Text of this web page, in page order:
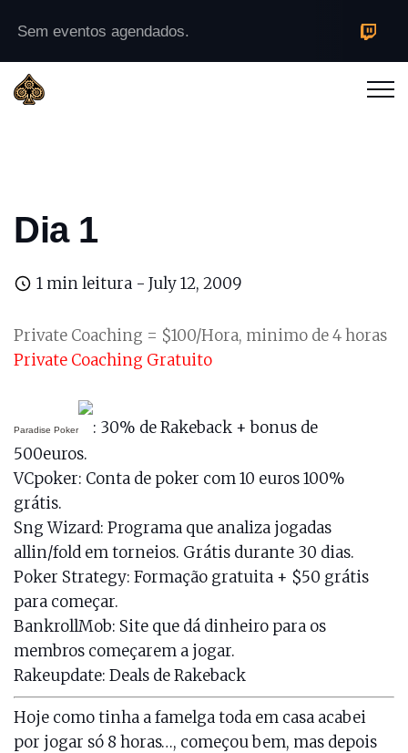
Sem eventos agendados.
Dia 1
1 min leitura - July 12, 2009
Private Coaching = $100/Hora, minimo de 4 horas
Private Coaching Gratuito
Paradise Poker
: 30% de Rakeback + bonus de
500euros.
VCpoker: Conta de poker com 10 euros 100%
grátis.
Sng Wizard: Programa que analiza jogadas
allin/fold em torneios. Grátis durante 30 dias.
Poker Strategy: Formação gratuita + $50 grátis
para começar.
BankrollMob: Site que dá dinheiro para os
membros começarem a jogar.
Rakeupdate: Deals de Rakeback
Hoje como tinha a famelga toda em casa acabei
por jogar só 8 horas…, começou bem, mas depois